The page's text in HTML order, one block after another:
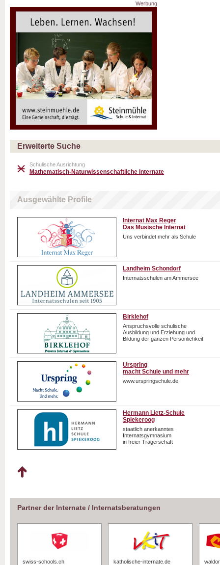
Werbung
Erweiterte Suche
Schulische Ausrichtung
Mathematisch-Naturwissenschaftliche Internate
Ausgewählte Profile
Internat Max Reger
Das Musische Internat
Uns verbindet mehr als Schule
Landheim Schondorf
Internatsschulen am Ammersee
Birklehof
Anspruchsvolle schulische
Ausbildung und Erziehung und
Bildung der ganzen Persönlichkeit
Urspring
macht Schule und mehr
www.urspringschule.de
Hermann Lietz-Schule
Spiekeroog
staatlich anerkanntes
Internatsgymnasium
in freier Trägerschaft
Partner der Internate / Internatsberatungen
swiss-schools.ch
katholische-internate.de